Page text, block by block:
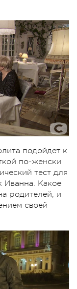
подойдет к
по-женски
тест для
Иванна. Какое
родителей, и
своей